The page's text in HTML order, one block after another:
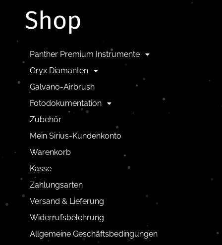
Shop
Panther Premium Instrumente
Oryx Diamanten
Galvano-Airbrush
Fotodokumentation
Zubehör
Mein Sirius-Kundenkonto
Warenkorb
Kasse
Zahlungsarten
Versand & Lieferung
Widerrufsbelehrung
Allgemeine Geschäftsbedingungen